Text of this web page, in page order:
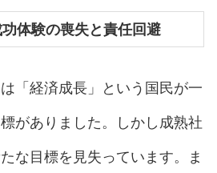
体験の喪失と責任回避
「経済成長」という国民が一
がありました。しかし成熟社
な目標を見失っています。ま